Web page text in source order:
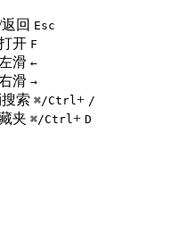
回 Esc
开 F
滑 ←
滑 →
索 ⌘/Ctrl + /
夹 ⌘/Ctrl + D